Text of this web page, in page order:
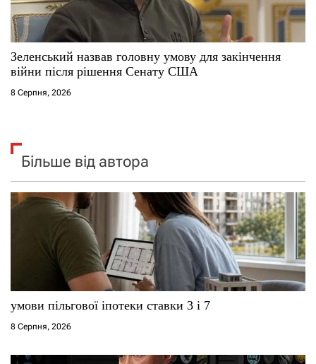
Зеленський назвав головну умову для закінчення
війни після рішення Сенату США
8 Серпня, 2026
Більше від автора
умови пільгової іпотеки ставки 3 і 7
8 Серпня, 2026